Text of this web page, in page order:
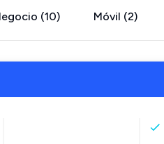
(10) Móvil (2)